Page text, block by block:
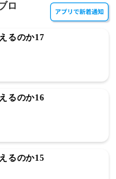
ロ
るのか17
るのか16
るのか15